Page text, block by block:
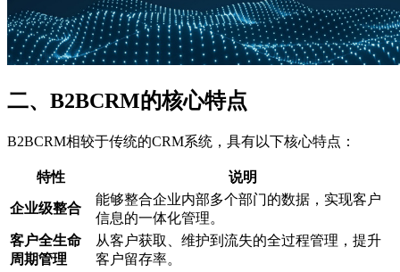
二、B2BCRM的核心特点
B2BCRM相较于传统的CRM系统，具有以下核心特点：
特性 说明
企业级整合
能够整合企业内部多个部门的数据，实现客户
信息的一体化管理。
客户全生命
周期管理
从客户获取、维护到流失的全过程管理，提升
客户留存率。